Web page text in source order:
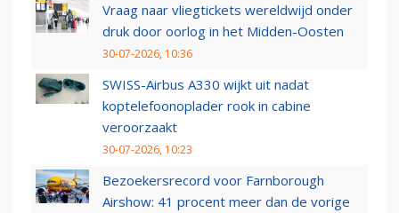
Vraag naar vliegtickets wereldwijd onder
druk door oorlog in het Midden-Oosten
30-07-2026, 10:36
SWISS-Airbus A330 wijkt uit nadat
koptelefoonoplader rook in cabine
veroorzaakt
30-07-2026, 10:23
Bezoekersrecord voor Farnborough
Airshow: 41 procent meer dan de vorige